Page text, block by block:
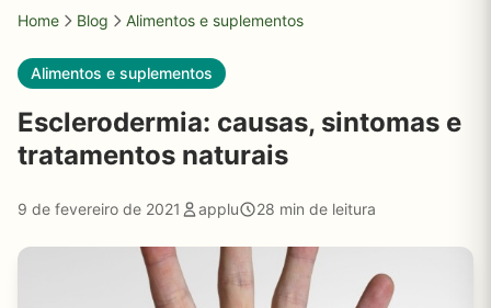
Home Blog Alimentos e suplementos
Alimentos e suplementos
Esclerodermia: causas, sintomas e
tratamentos naturais
9 de fevereiro de 2021 applu 28 min de leitura